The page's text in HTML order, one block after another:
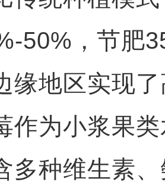
50%，节肥
缘地区实现
为小浆果类
多种维生素